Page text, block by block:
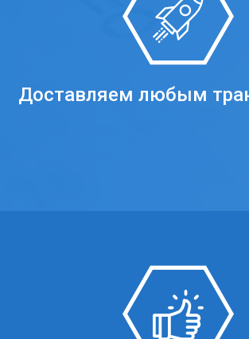
Доставляем любым